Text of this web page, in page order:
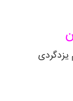
یزدگردی